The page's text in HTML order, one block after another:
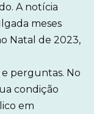
A notícia
meses
Natal de 2023,
perguntas. No
condição
em